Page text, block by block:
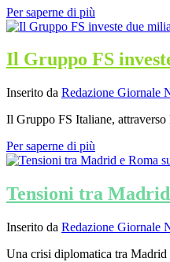
Per saperne di più
Il Gruppo FS
Inserito da Redazione Giornale
Il Gruppo FS Italiane,
Per saperne di più
Tensioni tra
Inserito da Redazione Giornale
Una crisi diplomatica tra Madrid